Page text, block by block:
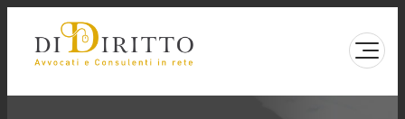
contenuto